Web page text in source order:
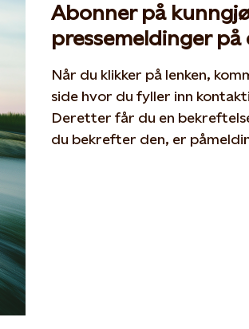
Abonner på
pressemeldinger
Når du klikker på lenken,
side hvor du fyller inn
Deretter får du en
du bekrefter den, er